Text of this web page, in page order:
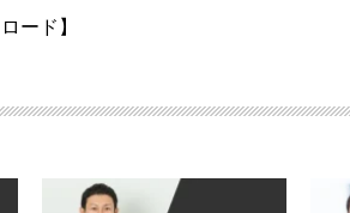
ロード】